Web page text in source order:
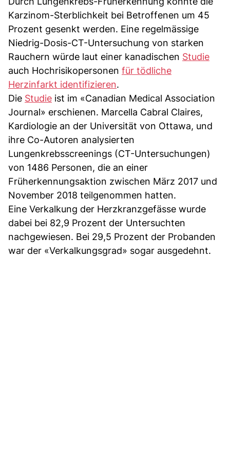
Karzinom-Sterblichkeit bei Betroffenen um 45
Prozent gesenkt werden. Eine regelmässige
Niedrig-Dosis-CT-Untersuchung von starken
Rauchern würde laut einer kanadischen Studie
auch Hochrisikopersonen für tödliche
Herzinfarkt identifizieren.
Die Studie ist im «Canadian Medical Association
Journal» erschienen. Marcella Cabral Claires,
Kardiologie an der Universität von Ottawa, und
ihre Co-Autoren analysierten
Lungenkrebsscreenings (CT-Untersuchungen)
von 1486 Personen, die an einer
Früherkennungsaktion zwischen März 2017 und
November 2018 teilgenommen hatten.
Eine Verkalkung der Herzkranzgefässe wurde
dabei bei 82,9 Prozent der Untersuchten
nachgewiesen. Bei 29,5 Prozent der Probanden
war der «Verkalkungsgrad» sogar ausgedehnt.